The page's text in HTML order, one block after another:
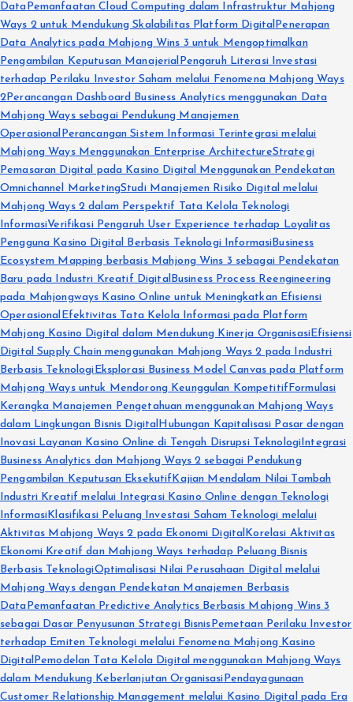
DataPemanfaatan Cloud Computing dalam Infrastruktur Mahjong
Ways 2 untuk Mendukung Skalabilitas Platform DigitalPenerapan
Data Analytics pada Mahjong Wins 3 untuk Mengoptimalkan
Pengambilan Keputusan ManajerialPengaruh Literasi Investasi
terhadap Perilaku Investor Saham melalui Fenomena Mahjong Ways
2Perancangan Dashboard Business Analytics menggunakan Data
Mahjong Ways sebagai Pendukung Manajemen
OperasionalPerancangan Sistem Informasi Terintegrasi melalui
Mahjong Ways Menggunakan Enterprise ArchitectureStrategi
Pemasaran Digital pada Kasino Digital Menggunakan Pendekatan
Omnichannel MarketingStudi Manajemen Risiko Digital melalui
Mahjong Ways 2 dalam Perspektif Tata Kelola Teknologi
InformasiVerifikasi Pengaruh User Experience terhadap Loyalitas
Pengguna Kasino Digital Berbasis Teknologi InformasiBusiness
Ecosystem Mapping berbasis Mahjong Wins 3 sebagai Pendekatan
Baru pada Industri Kreatif DigitalBusiness Process Reengineering
pada Mahjongways Kasino Online untuk Meningkatkan Efisiensi
OperasionalEfektivitas Tata Kelola Informasi pada Platform
Mahjong Kasino Digital dalam Mendukung Kinerja OrganisasiEfisiensi
Digital Supply Chain menggunakan Mahjong Ways 2 pada Industri
Berbasis TeknologiEksplorasi Business Model Canvas pada Platform
Mahjong Ways untuk Mendorong Keunggulan KompetitifFormulasi
Kerangka Manajemen Pengetahuan menggunakan Mahjong Ways
dalam Lingkungan Bisnis DigitalHubungan Kapitalisasi Pasar dengan
Inovasi Layanan Kasino Online di Tengah Disrupsi TeknologiIntegrasi
Business Analytics dan Mahjong Ways 2 sebagai Pendukung
Pengambilan Keputusan EksekutifKajian Mendalam Nilai Tambah
Industri Kreatif melalui Integrasi Kasino Online dengan Teknologi
InformasiKlasifikasi Peluang Investasi Saham Teknologi melalui
Aktivitas Mahjong Ways 2 pada Ekonomi DigitalKorelasi Aktivitas
Ekonomi Kreatif dan Mahjong Ways terhadap Peluang Bisnis
Berbasis TeknologiOptimalisasi Nilai Perusahaan Digital melalui
Mahjong Ways dengan Pendekatan Manajemen Berbasis
DataPemanfaatan Predictive Analytics Berbasis Mahjong Wins 3
sebagai Dasar Penyusunan Strategi BisnisPemetaan Perilaku Investor
terhadap Emiten Teknologi melalui Fenomena Mahjong Kasino
DigitalPemodelan Tata Kelola Digital menggunakan Mahjong Ways
dalam Mendukung Keberlanjutan OrganisasiPendayagunaan
Customer Relationship Management melalui Kasino Digital pada Era